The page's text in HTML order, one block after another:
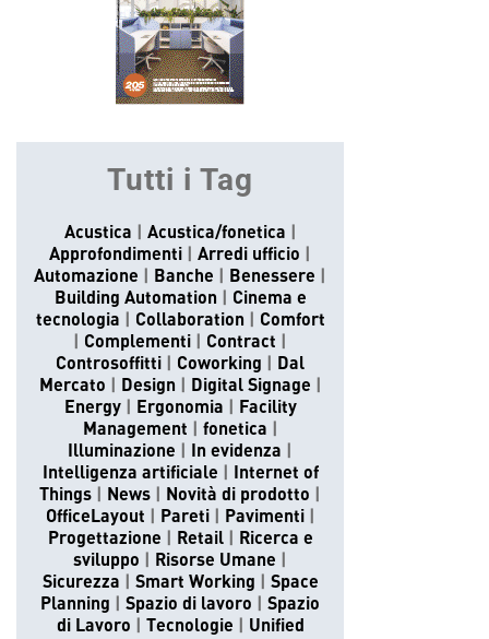
Tutti i Tag
Acustica
Acustica/fonetica
Approfondimenti
Arredi ufficio
Automazione
Banche
Benessere
Building Automation
Cinema e
tecnologia
Collaboration
Comfort
Complementi
Contract
Controsoffitti
Coworking
Dal
Mercato
Design
Digital Signage
Energy
Ergonomia
Facility
Management
fonetica
Illuminazione
In evidenza
Intelligenza artificiale
Internet of
Things
News
Novità di prodotto
OfficeLayout
Pareti
Pavimenti
Progettazione
Retail
Ricerca e
sviluppo
Risorse Umane
Sicurezza
Smart Working
Space
Planning
Spazio di lavoro
Spazio
di Lavoro
Tecnologie
Unified